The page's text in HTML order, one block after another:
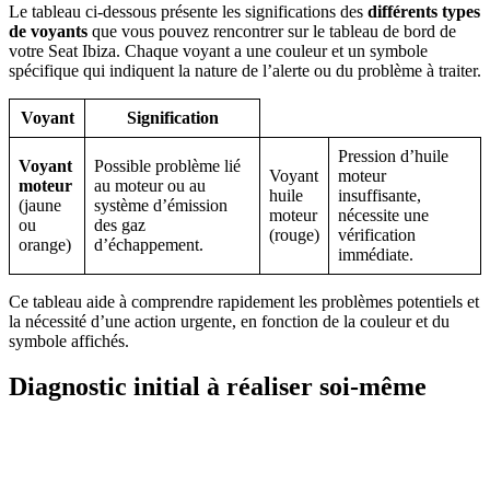
Le tableau ci-dessous présente les significations des différents types
de voyants que vous pouvez rencontrer sur le tableau de bord de
votre Seat Ibiza. Chaque voyant a une couleur et un symbole
spécifique qui indiquent la nature de l’alerte ou du problème à traiter.
Voyant Signification
Voyant
moteur
(jaune
ou
orange)
Possible problème lié
au moteur ou au
système d’émission
des gaz
d’échappement.
Voyant
huile
moteur
(rouge)
Pression d’huile
moteur
insuffisante,
nécessite une
vérification
immédiate.
Ce tableau aide à comprendre rapidement les problèmes potentiels et
la nécessité d’une action urgente, en fonction de la couleur et du
symbole affichés.
Diagnostic initial à réaliser soi-même